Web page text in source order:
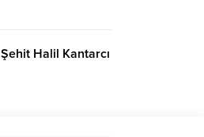
Şehit Halil Kantarcı